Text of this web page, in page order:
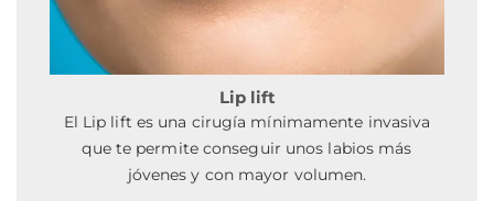
Lip lift
El Lip lift es una cirugía mínimamente invasiva
que te permite conseguir unos labios más
jóvenes y con mayor volumen.